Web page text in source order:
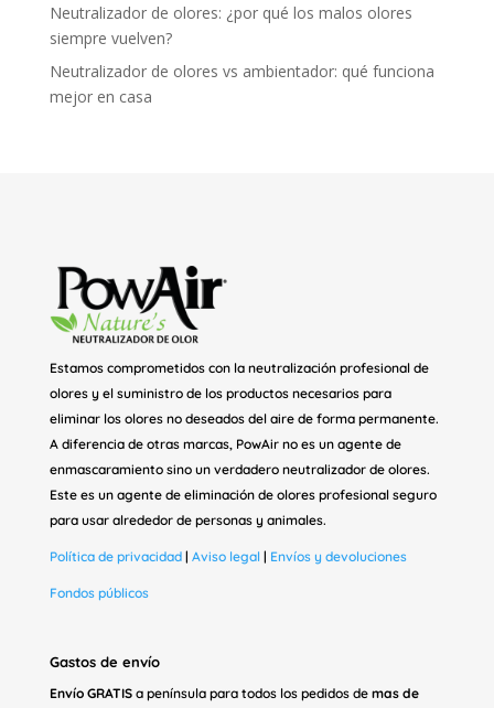
Neutralizador de olores: ¿por qué los malos olores
siempre vuelven?
Neutralizador de olores vs ambientador: qué funciona
mejor en casa
Estamos comprometidos con la neutralización profesional de
olores y el suministro de los productos necesarios para
eliminar los olores no deseados del aire de forma permanente.
A diferencia de otras marcas, PowAir no es un agente de
enmascaramiento sino un verdadero neutralizador de olores.
Este es un agente de eliminación de olores profesional seguro
para usar alrededor de personas y animales.
Política de privacidad| Aviso legal| Envíos y devoluciones
Fondos públicos
Gastos de envío
Envío GRATISa península para todos los pedidos de mas de